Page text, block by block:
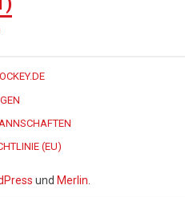
(EU)
und Merlin